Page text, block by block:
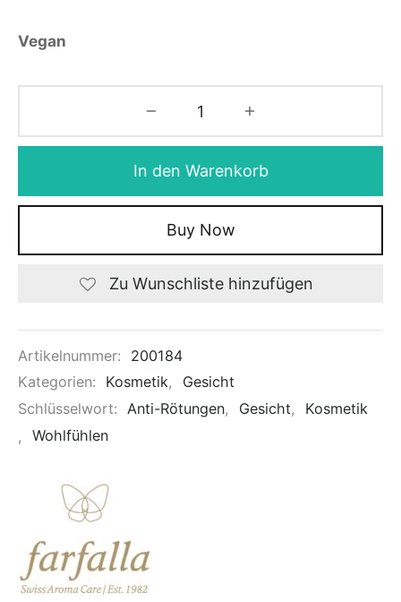
Vegan
In den Warenkorb
Buy Now
Zu Wunschliste hinzufügen
Artikelnummer:
200184
Kategorien:
Kosmetik,
Gesicht
Schlüsselwort:
Anti-Rötungen, Gesicht,
Kosmetik
,
Wohlfühlen